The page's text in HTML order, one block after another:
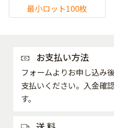
最小ロット100枚
お支払い方法
フォームよりお申し込み
支払いください。入金確
す。